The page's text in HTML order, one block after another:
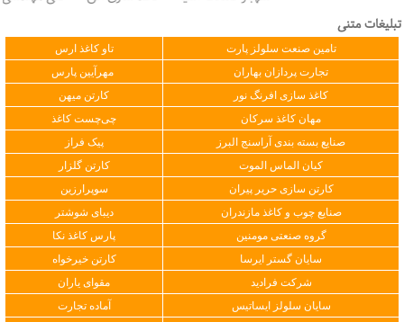
تبلیغات متنی
تامین صنعت سلولز پارت
تاو کاغذ ارس
تجارت پردازان بهاران
مهرآیین پارس
کاغذ سازی افرنگ نور
کارتن میهن
مهان کاغذ سرکان
چی‌چست کاغذ
صنایع بسته بندی آراسنج البرز
پیک فراز
کیان الماس الموت
کارتن گلزار
کارتن سازی حریر پیران
سوپرارزین
صنایع چوب و کاغذ مازندران
دیبای شوشتر
گروه صنعتی مومنین
پارس کاغذ نکا
سایان گستر ایرسا
کارتن خیرخواه
شرکت فرادید
مقوای یاران
سایان سلولز ایساتیس
آماده تجارت